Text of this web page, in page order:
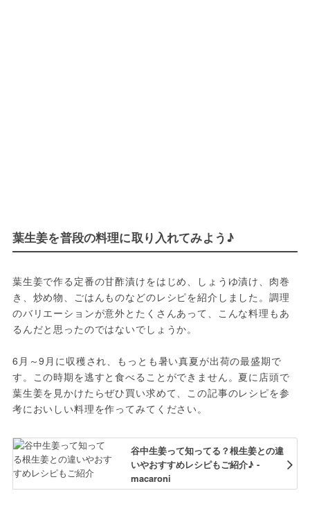
葉生姜を普段の料理に取り入れてみよう♪
葉生姜で作る定番の甘酢漬けをはじめ、しょうゆ漬け、肉巻
き、炒め物、ごはんものなどのレシピを紹介しました。調理
のバリエーションが意外とたくさんあって、こんな料理もあ
るんだと思ったのではないでしょうか。
6月～9月に収穫され、もっとも暑い真夏が出荷の最盛期で
す。この時期を逃すと食べることができません。夏に店頭で
葉生姜を見かけたらぜひ買い求めて、この記事のレシピを参
考においしい料理を作ってみてください。
谷中生姜って知ってる？根生姜との違
いやおすすめレシピもご紹介♪ -
macaroni